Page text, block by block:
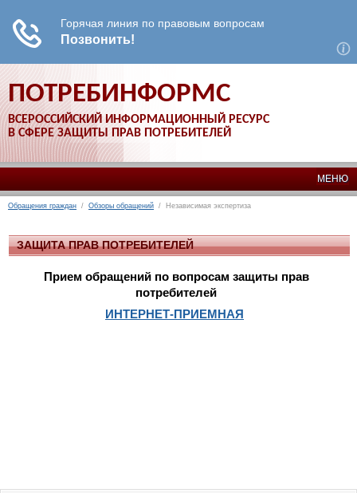
ПОТРЕБИНФОРМС
ВСЕРОССИЙСКИЙ ИНФОРМАЦИОННЫЙ РЕСУРС
В СФЕРЕ ЗАЩИТЫ ПРАВ ПОТРЕБИТЕЛЕЙ
МЕНЮ
Обращения граждан / Обзоры обращений / Независимая экспертиза
ЗАЩИТА ПРАВ ПОТРЕБИТЕЛЕЙ
Прием обращений по вопросам защиты прав
потребителей
ИНТЕРНЕТ-ПРИЕМНАЯ